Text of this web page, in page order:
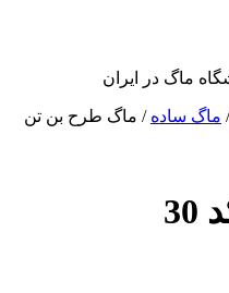
ماگ در ایران
ماگ ساده / ماگ طرح بن تن